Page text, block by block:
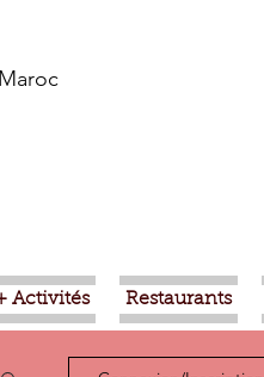
Activités Restaurants